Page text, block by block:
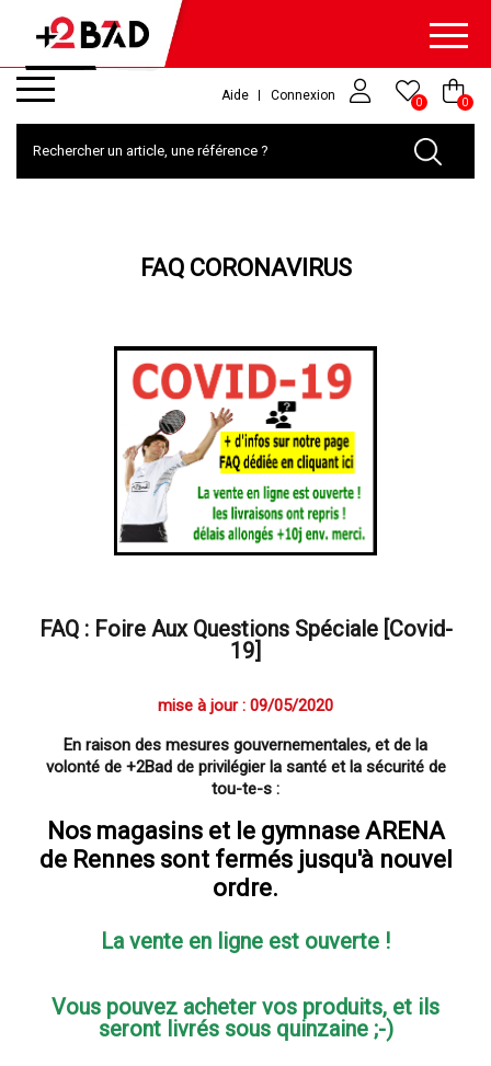
Aide Connexion 0 0
FAQ CORONAVIRUS
FAQ : Foire Aux Questions Spéciale [Covid-
19]
mise à jour : 09/05/2020
En raison des mesures gouvernementales, et de la
volonté de +2Bad de privilégier la santé et la sécurité de
tou-te-s :
Nos magasins et le gymnase ARENA
de Rennes sont fermés jusqu'à nouvel
ordre.
La vente en ligne est ouverte !
Vous pouvez acheter vos produits, et ils
seront livrés sous quinzaine ;-)